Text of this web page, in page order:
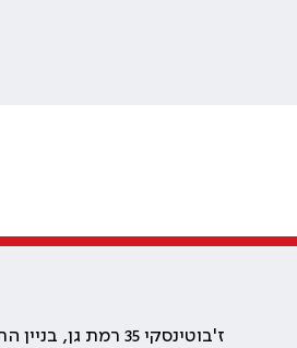
ז'בוטינסקי 35 רמת גן, בניין התאומים 2